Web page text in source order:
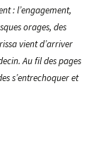
: l’engagement,
orages, des
vient d’arriver
Au fil des pages
s’entrechoquer et